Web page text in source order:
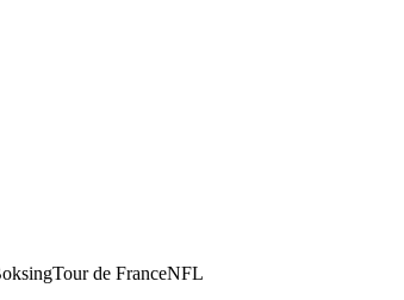
Tour de FranceNFL